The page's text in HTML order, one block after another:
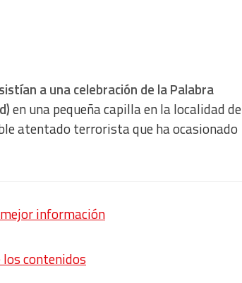
a una celebración de la Palabra
en una pequeña capilla en la localidad de
atentado terrorista que ha ocasionado
información
contenidos